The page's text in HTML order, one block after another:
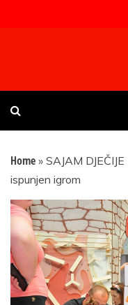
Faktor
Uvijek presudan
Home » SAJAM
ispunjen igrom